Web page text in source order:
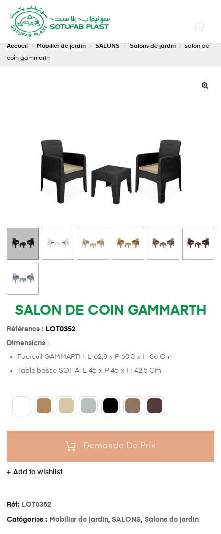
Accueil Mobilier de jardin SALONS Salons de jardin
salon de
coin gammarth
SALON DE COIN GAMMARTH
Référence : LOT0352
Dimensions :
Fauteuil GAMMARTH: L 62,8 x P 60,3 x H 86 Cm
Table basse SOFIA: L 45 x P 45 x H 42,5 Cm
Demande De Prix
Add to wishlist
Réf: LOT0352
Catégories : Mobilier de jardin, SALONS, Salons de jardin